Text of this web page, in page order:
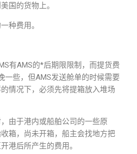
国的货物上。
种费用。
有AMS的*后期限限制，而提货费
一些，但AMS发送舱单的时候需要
情况下，必须先将提箱放入堆场
由于港内或船舶公司的一些原
箱，尚未开箱，船主会找地方把
港后所产生的费用。